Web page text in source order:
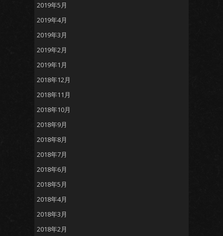
2019年5月
2019年4月
2019年3月
2019年2月
2019年1月
2018年12月
2018年11月
2018年10月
2018年9月
2018年8月
2018年7月
2018年6月
2018年5月
2018年4月
2018年3月
2018年2月